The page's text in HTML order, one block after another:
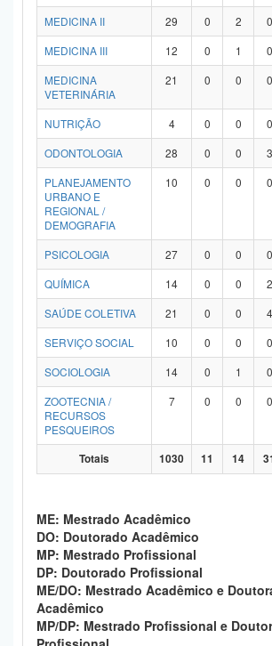
MEDICINA II
29 0 2 0
MEDICINA III
12 0 1 0
MEDICINA
VETERINÁRIA
21 0 0 0
NUTRIÇÃO 4 0 0 0
ODONTOLOGIA
28 0 0 3
PLANEJAMENTO
URBANO E
REGIONAL /
DEMOGRAFIA
10 0 0 0
PSICOLOGIA 27 0 0 0
QUÍMICA
14 0 0 2
SAÚDE COLETIVA
21 0 0 4
SERVIÇO SOCIAL
10 0 0 0
SOCIOLOGIA
14 0 1 0
ZOOTECNIA /
RECURSOS
PESQUEIROS
7 0 0 0
Totais 1030 11 14
ME: Mestrado Acadêmico
DO: Doutorado Acadêmico
MP: Mestrado Profissional
DP: Doutorado Profissional
ME/DO: Mestrado Acadêmico e
Acadêmico
MP/DP: Mestrado Profissional e